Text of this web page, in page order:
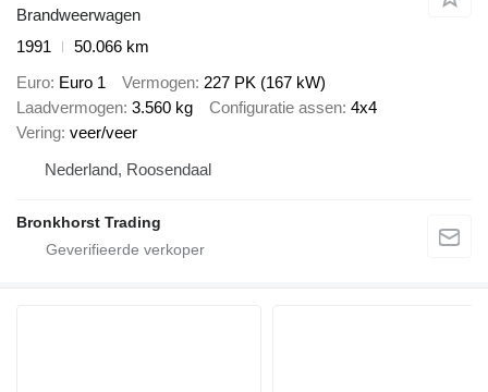
Brandweerwagen
1991
50.066 km
Euro Euro 1 Vermogen 227 PK (167 kW)
Laadvermogen 3.560 kg Configuratie assen 4x4
Vering veer/veer
Nederland, Roosendaal
Bronkhorst Trading